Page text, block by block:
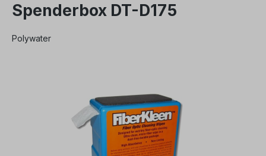
Spenderbox DT-D175
Polywater